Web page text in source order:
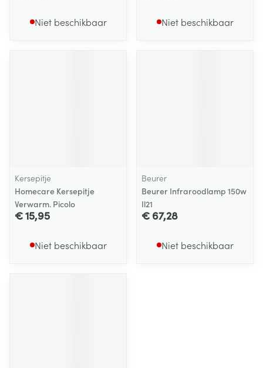
Niet beschikbaar Niet beschikbaar
Kersepitje
Homecare Kersepitje
Verwarm. Picolo
€ 15,95
Niet beschikbaar
Beurer
Beurer Infraroodlamp 150w
Il21
€ 67,28
Niet beschikbaar